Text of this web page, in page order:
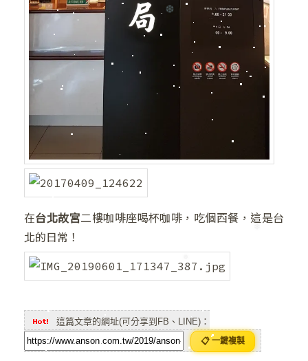
在台北故宮二樓咖啡座喝杯咖啡，吃個西餐，這是台
北的日常！
這篇文章的網址(可分享到FB、LINE)：
📋 一鍵複製
❄
❅
❆
❅